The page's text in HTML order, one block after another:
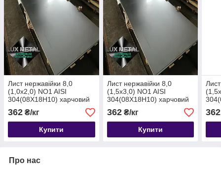
Лист нержавійки 8,0
(1,0х2,0) NO1 AISI
304(08Х18Н10) харчовий
гарячекатаний
362 ₴/кг
Купити
Лист нержавійки 8,0
(1,5х3,0) NO1 AISI
304(08Х18Н10) харчовий
гарячекатаний
362₴/кг
Купити
362
Про нас